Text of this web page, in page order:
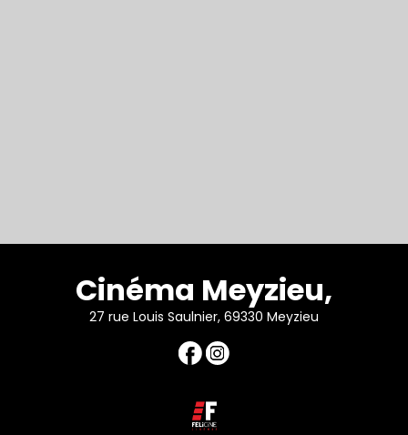
Cinéma Meyzieu,
27 rue Louis Saulnier, 69330 Meyzieu